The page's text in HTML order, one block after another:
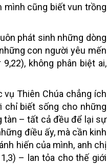
mình cũng biết vun trồng
phát sinh những dòng
con người yêu mến
không phân biệt ai,
vụ Thiên Chúa chẳng ích
chỉ biết sống cho những
tàn – tất cả đều để lại sự
điều ấy, mà cần kinh
hiến của mình, anh chị
– lan tỏa cho thế giới